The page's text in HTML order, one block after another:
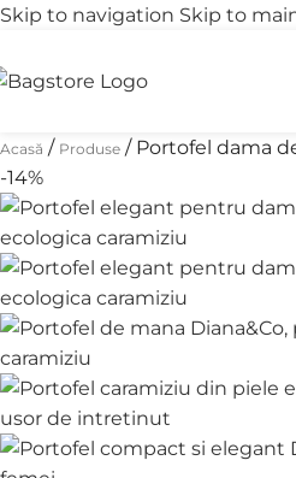
Skip to navigation Skip to
peste 250 lei
Acasă / Produse / Portofel dama
-14%